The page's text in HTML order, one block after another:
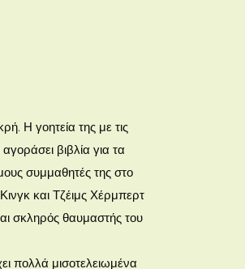
Η γοητεία της με τις
βιβλία για τα
συμμαθητές της στο
και Τζέιμς Χέρμπερτ
σκληρός θαυμαστής του
πολλά μισοτελειωμένα